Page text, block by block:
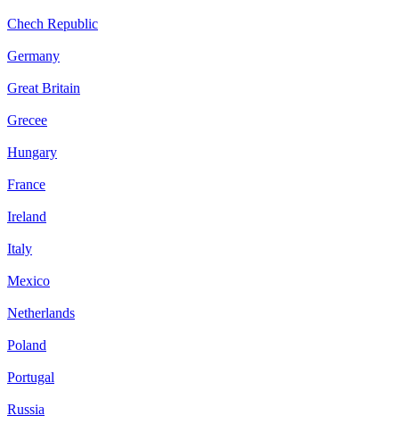
Chech Republic
Germany
Great Britain
Grecee
Hungary
France
Ireland
Italy
Mexico
Netherlands
Poland
Portugal
Russia